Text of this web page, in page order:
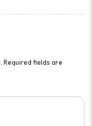
Required fields are